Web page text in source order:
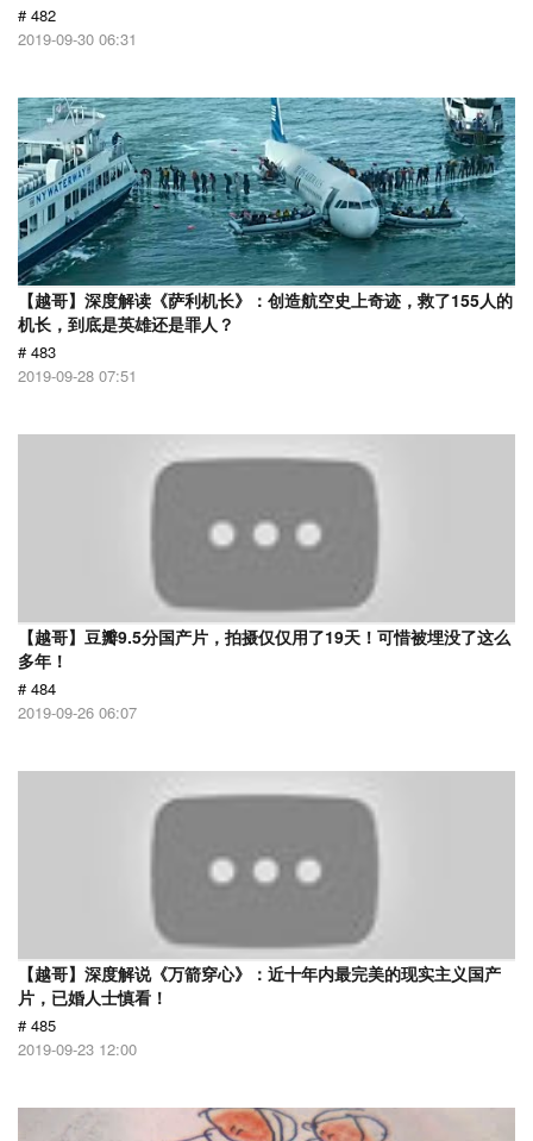
# 482
2019-09-30 06:31
【越哥】深度解读《萨利机长》：创造航空史上奇迹，救了155人的
机长，到底是英雄还是罪人？
# 483
2019-09-28 07:51
【越哥】豆瓣9.5分国产片，拍摄仅仅用了19天！可惜被埋没了这么
多年！
# 484
2019-09-26 06:07
【越哥】深度解说《万箭穿心》：近十年内最完美的现实主义国产
片，已婚人士慎看！
# 485
2019-09-23 12:00